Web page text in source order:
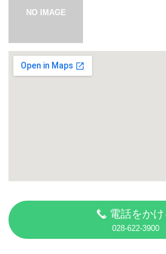
カーリース体験談
電話をかけ
028-622-3900